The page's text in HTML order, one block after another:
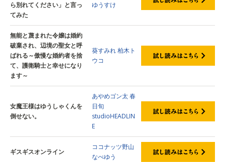
ら別れてください」と言っ
てみた
ゆうすけ
無能と蔑まれた令嬢は婚約
破棄され、辺境の聖女と呼
ばれる～傲慢な婚約者を捨
て、護衛騎士と幸せになり
ます～
葵すみれ柏木ト
ウコ
女魔王様はゆうしゃくんを
倒せない。
あやめゴン太春
日旬
studioHEADLIN
E
ギスギスオンライン
ココナッツ野山
なべゆう